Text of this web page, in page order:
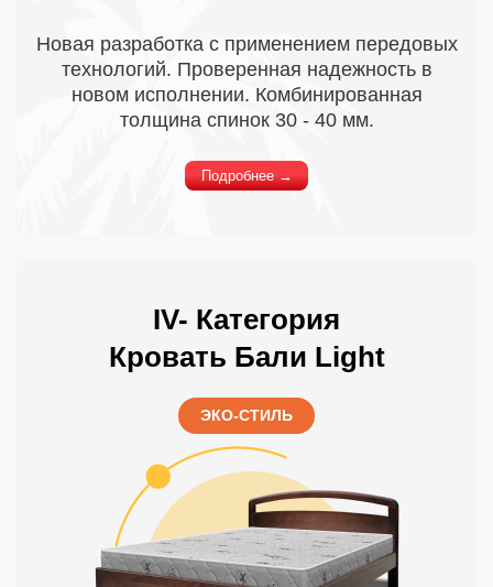
Новая разработка с применением передовых
технологий. Проверенная надежность в
новом исполнении. Комбинированная
толщина спинок 30 - 40 мм.
Подробнее →
IV- Категория
Кровать Бали Light
ЭКО-СТИЛЬ